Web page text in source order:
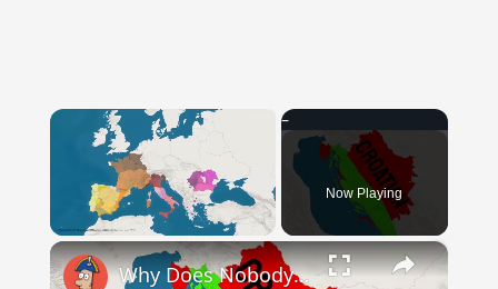
Unmute
Now Playing
×
Why Does Nobody Speak This Romance Language Anymore?